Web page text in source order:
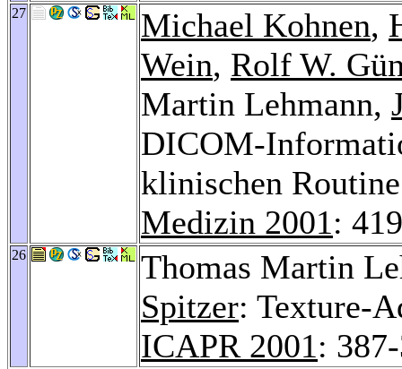
27 Michael Kohnen,
Wein, Rolf W.
Martin Lehmann,
DICOM-
klinischen
Medizin 2001:
26
Thomas Martin
Spitzer: Texture-
ICAPR 2001: